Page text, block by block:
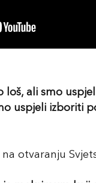
loš, ali smo
uspjeli izboriti
otvaranju